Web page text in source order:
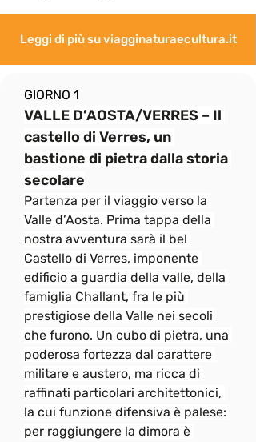
Leggi di più su viagginaturaecultura.it
GIORNO 1
VALLE D’AOSTA/VERRES – Il
castello di Verres, un
bastione di pietra dalla storia
secolare
Partenza per il viaggio verso la
Valle d’Aosta. Prima tappa della
nostra avventura sarà il bel
Castello di Verres, imponente
edificio a guardia della valle, della
famiglia Challant, fra le più
prestigiose della Valle nei secoli
che furono. Un cubo di pietra, una
poderosa fortezza dal carattere
militare e austero, ma ricca di
raffinati particolari architettonici,
la cui funzione difensiva è palese:
per raggiungere la dimora è